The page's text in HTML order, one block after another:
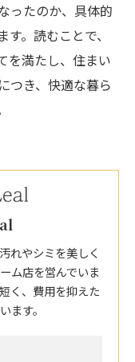
ったのか、具体的
。読むことで、
を満たし、住まい
つき、快適な暮ら
れやシミを美しく
ム店を営んでいま
く、費用を抑えた
ます。